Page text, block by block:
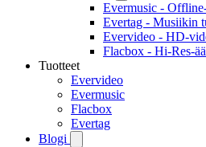
Evermusic -
Evertag - Musiikin
Evervideo - HD-
Flacbox - Hi-Res-
Tuotteet
Evervideo
Evermusic
Flacbox
Evertag
Blogi